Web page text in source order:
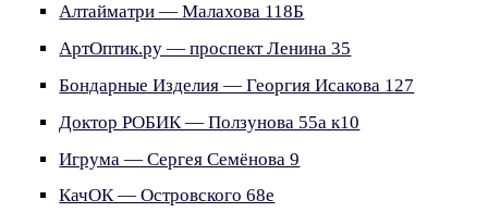
Алтайматри — Малахова 118Б
АртОптик.ру — проспект Ленина 35
Бондарные Изделия — Георгия Исакова 127
Доктор РОБИК — Ползунова 55а к10
Игрума — Сергея Семёнова 9
КачОК — Островского 68е